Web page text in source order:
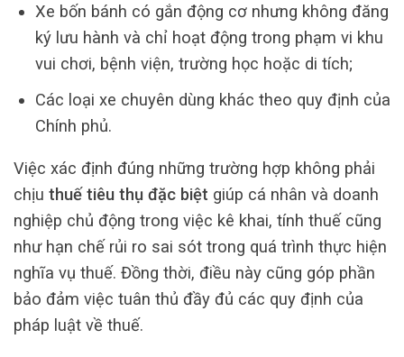
Xe bốn bánh có gắn động cơ nhưng không đăng
ký lưu hành và chỉ hoạt động trong phạm vi khu
vui chơi, bệnh viện, trường học hoặc di tích;
Các loại xe chuyên dùng khác theo quy định của
Chính phủ.
Việc xác định đúng những trường hợp không phải
chịu thuế tiêu thụ đặc biệt giúp cá nhân và doanh
nghiệp chủ động trong việc kê khai, tính thuế cũng
như hạn chế rủi ro sai sót trong quá trình thực hiện
nghĩa vụ thuế. Đồng thời, điều này cũng góp phần
bảo đảm việc tuân thủ đầy đủ các quy định của
pháp luật về thuế.